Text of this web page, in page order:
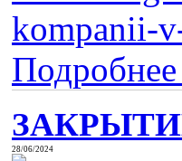
28/06/2024